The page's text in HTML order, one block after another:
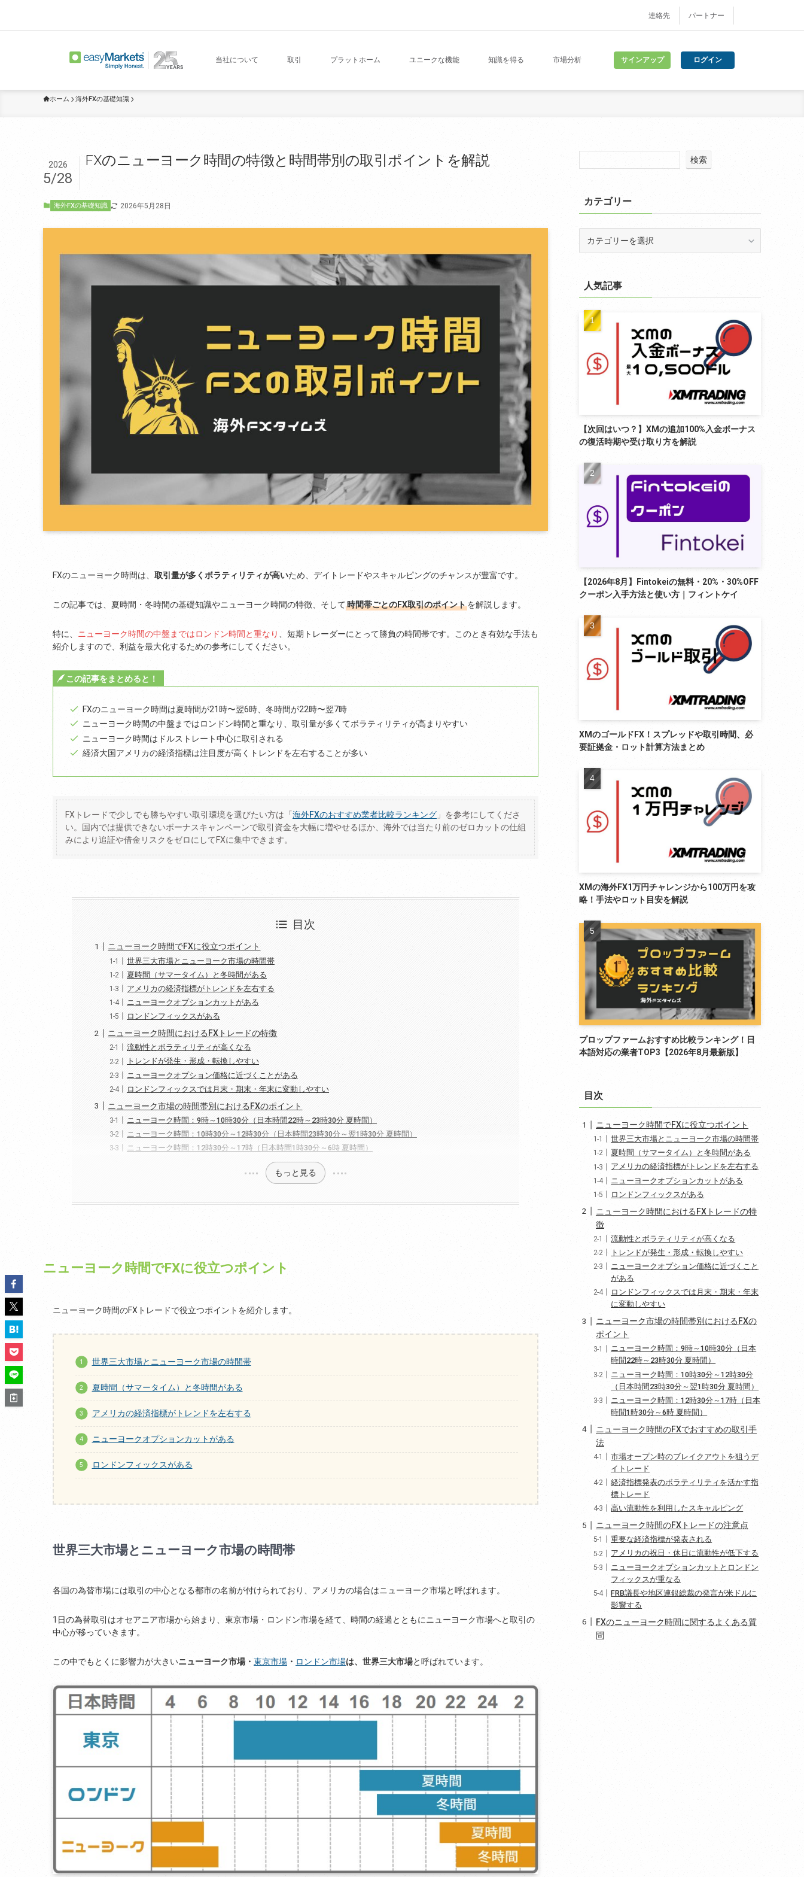
連絡先 パートナー
当社について 取引 プラットホーム ユニークな機能 知識を得る 市場分析 サインアップ ログイン
ホーム 海外FXの基礎知識
FXのニューヨーク時間の特徴と時間帯別の取引ポイントを解説
2026
5/28
海外FXの基礎知識 2026年5月28日
FXのニューヨーク時間は、 取引量が多くボラティリティが高いため、デイトレードやスキャルピングのチャンスが豊富です。
この記事では、夏時間・冬時間の基礎知識やニューヨーク時間の特徴、そして時間帯ごとのFX取引のポイントを解説します。
特に、 ニューヨーク時間の中盤まではロンドン時間と重なり 、短期トレーダーにとって勝負の時間帯です。このとき有効な手法も
紹介しますので、利益を最大化するための参考にしてください。
この記事をまとめると！
FXのニューヨーク時間は夏時間が21時〜翌6時、冬時間が22時〜翌7時
ニューヨーク時間の中盤まではロンドン時間と重なり、取引量が多くてボラティリティが高まりやすい
ニューヨーク時間はドルストレート中心に取引される
経済大国アメリカの経済指標は注目度が高くトレンドを左右することが多い
FXトレードで少しでも勝ちやすい取引環境を選びたい方は「 海外FXのおすすめ業者比較ランキング 」を参考にしてくださ
い。国内では提供できないボーナスキャンペーンで取引資金を大幅に増やせるほか、海外では当たり前のゼロカットの仕組
みにより追証や借金リスクをゼロにしてFXに集中できます。
目次
ニューヨーク時間でFXに役立つポイント
世界三大市場とニューヨーク市場の時間帯
夏時間（サマータイム）と冬時間がある
アメリカの経済指標がトレンドを左右する
ニューヨークオプションカットがある
ロンドンフィックスがある
ニューヨーク時間におけるFXトレードの特徴
流動性とボラティリティが高くなる
トレンドが発生・形成・転換しやすい
ニューヨークオプション価格に近づくことがある
ロンドンフィックスでは月末・期末・年末に変動しやすい
ニューヨーク市場の時間帯別におけるFXのポイント
ニューヨーク時間：9時～10時30分（日本時間22時～23時30分 夏時間）
ニューヨーク時間：10時30分～12時30分（日本時間23時30分～翌1時30分 夏時間）
ニューヨーク時間：12時30分～17時（日本時間1時30分～6時 夏時間）
もっと見る
ニューヨーク時間でFXに役立つポイント
ニューヨーク時間のFXトレードで役立つポイントを紹介します。
世界三大市場とニューヨーク市場の時間帯
夏時間（サマータイム）と冬時間がある
アメリカの経済指標がトレンドを左右する
ニューヨークオプションカットがある
ロンドンフィックスがある
世界三大市場とニューヨーク市場の時間帯
各国の為替市場には取引の中心となる都市の名前が付けられており、アメリカの場合はニューヨーク市場と呼ばれます。
1日の為替取引はオセアニア市場から始まり、東京市場・ロンドン市場を経て、時間の経過とともにニューヨーク市場へと取引の
中心が移っていきます。
この中でもとくに影響力が大きいニューヨーク市場・ 東京市場 ・ ロンドン市場は、世界三大市場と呼ばれています。
検索
カテゴリー
人気記事
【次回はいつ？】XMの追加100%入金ボーナス
の復活時期や受け取り方を解説
【2026年8月】Fintokeiの無料・20%・30%OFF
クーポン入手方法と使い方｜フィントケイ
XMのゴールドFX！スプレッドや取引時間、必
要証拠金・ロット計算方法まとめ
XMの海外FX1万円チャレンジから100万円を攻
略！手法やロット目安を解説
プロップファームおすすめ比較ランキング！日
本語対応の業者TOP3【2026年8月最新版】
目次
ニューヨーク時間でFXに役立つポイント
世界三大市場とニューヨーク市場の時間帯
夏時間（サマータイム）と冬時間がある
アメリカの経済指標がトレンドを左右する
ニューヨークオプションカットがある
ロンドンフィックスがある
ニューヨーク時間におけるFXトレードの特
徴
流動性とボラティリティが高くなる
トレンドが発生・形成・転換しやすい
ニューヨークオプション価格に近づくこと
がある
ロンドンフィックスでは月末・期末・年末
に変動しやすい
ニューヨーク市場の時間帯別におけるFXの
ポイント
ニューヨーク時間：9時～10時30分（日本
時間22時～23時30分 夏時間）
ニューヨーク時間：10時30分～12時30分
（日本時間23時30分～翌1時30分 夏時間）
ニューヨーク時間：12時30分～17時（日本
時間1時30分～6時 夏時間）
ニューヨーク時間のFXでおすすめの取引手
法
市場オープン時のブレイクアウトを狙うデ
イトレード
経済指標発表のボラティリティを活かす指
標トレード
高い流動性を利用したスキャルピング
ニューヨーク時間のFXトレードの注意点
重要な経済指標が発表される
アメリカの祝日・休日に流動性が低下する
ニューヨークオプションカットとロンドン
フィックスが重なる
FRB議長や地区連銀総裁の発言が米ドルに
影響する
FXのニューヨーク時間に関するよくある質
問